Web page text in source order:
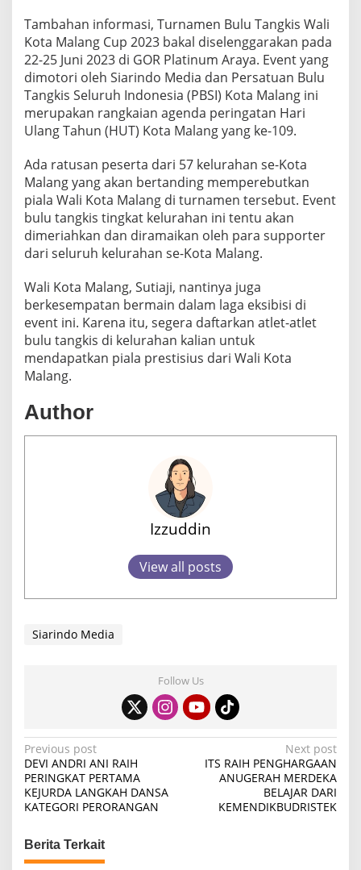
Tambahan informasi, Turnamen Bulu Tangkis Wali
Kota Malang Cup 2023 bakal diselenggarakan pada
22-25 Juni 2023 di GOR Platinum Araya. Event yang
dimotori oleh Siarindo Media dan Persatuan Bulu
Tangkis Seluruh Indonesia (PBSI) Kota Malang ini
merupakan rangkaian agenda peringatan Hari
Ulang Tahun (HUT) Kota Malang yang ke-109.
Ada ratusan peserta dari 57 kelurahan se-Kota
Malang yang akan bertanding memperebutkan
piala Wali Kota Malang di turnamen tersebut. Event
bulu tangkis tingkat kelurahan ini tentu akan
dimeriahkan dan diramaikan oleh para supporter
dari seluruh kelurahan se-Kota Malang.
Wali Kota Malang, Sutiaji, nantinya juga
berkesempatan bermain dalam laga eksibisi di
event ini. Karena itu, segera daftarkan atlet-atlet
bulu tangkis di kelurahan kalian untuk
mendapatkan piala prestisius dari Wali Kota
Malang.
Author
Izzuddin
View all posts
Siarindo Media
Follow Us
P
o
s
n
Previous post
DEVI ANDRI ANI RAIH
PERINGKAT PERTAMA
KEJURDA LANGKAH DANSA
KATEGORI PERORANGAN
Next post
ITS RAIH PENGHARGAAN
ANUGERAH MERDEKA
BELAJAR DARI
KEMENDIKBUDRISTEK
Berita Terkait